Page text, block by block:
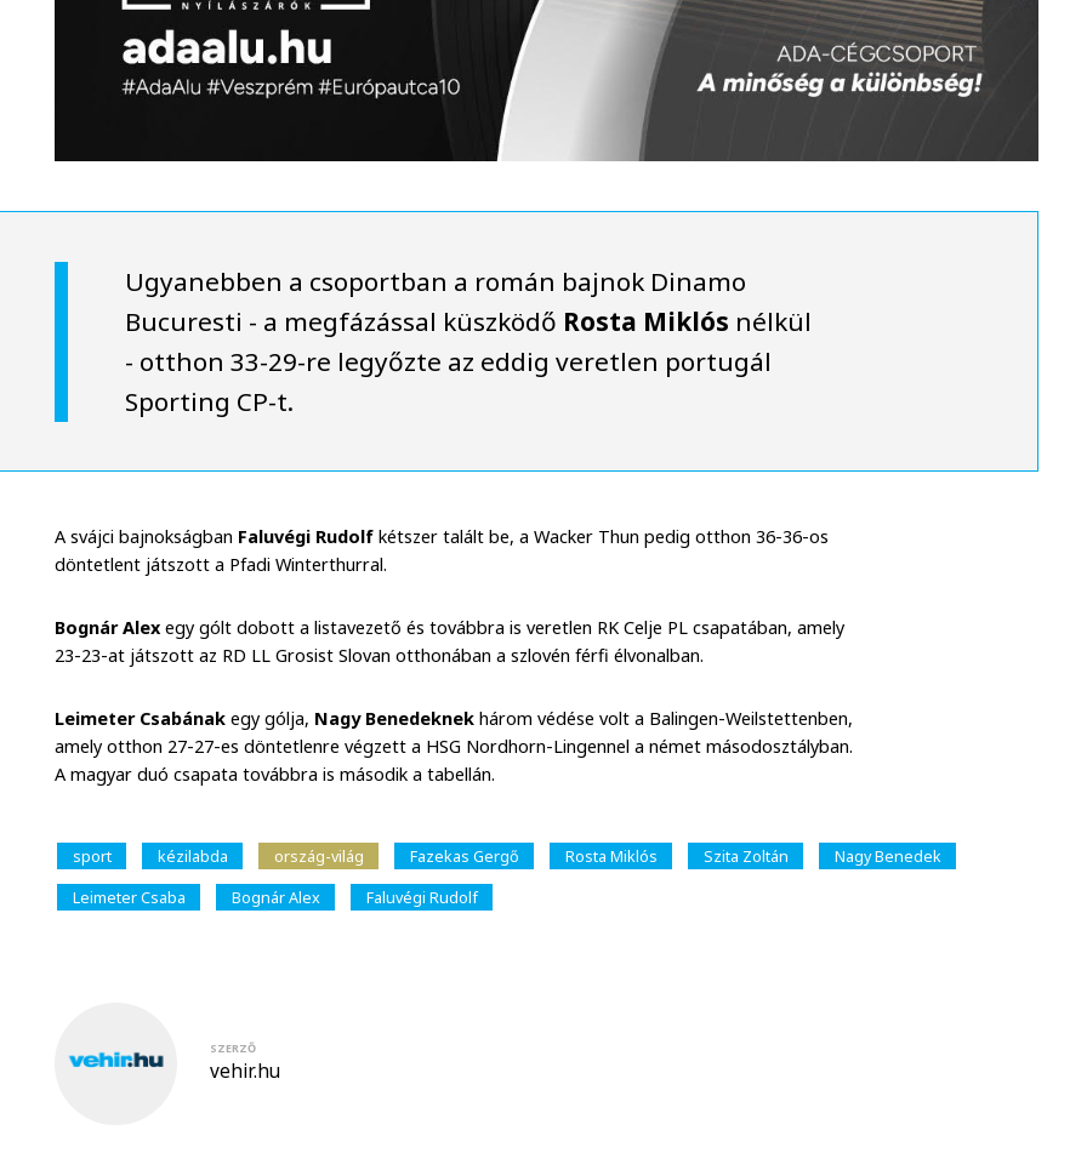
Ugyanebben a csoportban a román bajnok Dinamo
Bucuresti - a megfázással küszködő Rosta Miklós nélkül
- otthon 33-29-re legyőzte az eddig veretlen portugál
Sporting CP-t.
A svájci bajnokságban Faluvégi Rudolfkétszer talált be, a Wacker Thun pedig otthon 36-36-os
döntetlent játszott a Pfadi Winterthurral.
Bognár Alexegy gólt dobott a listavezető és továbbra is veretlen RK Celje PL csapatában, amely
23-23-at játszott az RD LL Grosist Slovan otthonában a szlovén férfi élvonalban.
Leimeter Csabánakegy gólja, Nagy Benedeknekhárom védése volt a Balingen-Weilstettenben,
amely otthon 27-27-es döntetlenre végzett a HSG Nordhorn-Lingennel a német másodosztályban.
A magyar duó csapata továbbra is második a tabellán.
sport kézilabda ország-világ Fazekas Gergő Rosta Miklós Szita Zoltán
Nagy Benedek
Leimeter Csaba
Bognár Alex Faluvégi Rudolf
SZERZŐ
vehir.hu